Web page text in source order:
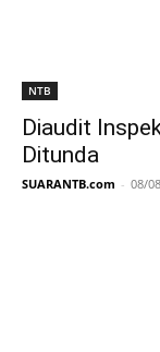
NTB
Diaudit
Ditunda
SUARANTB.com - 08/